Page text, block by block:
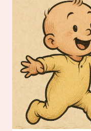
EL
DEL
DEBATE
PARA
LOS
Y
MÁS
ALLÁ